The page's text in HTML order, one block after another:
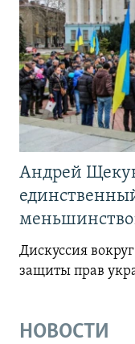
Андрей
Дискуссия
защиты прав
НОВОСТИ